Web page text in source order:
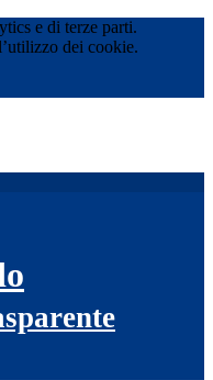
e di terze parti.
dei cookie.